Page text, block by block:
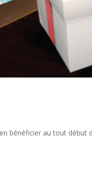
bénéficier au tout début